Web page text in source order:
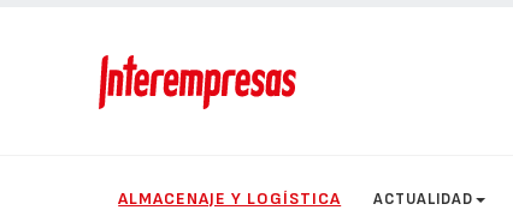
ALMACENAJE Y LOGÍSTICA ACTUALIDAD